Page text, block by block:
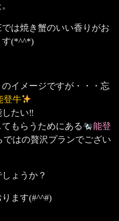
は焼き蟹のいい香りがお
す(*^^*)
イメージですが・・・忘
登牛
たい‼
もらうためにある
能登
ではの贅沢プランでござい
ょうか？
ます(#^^#)